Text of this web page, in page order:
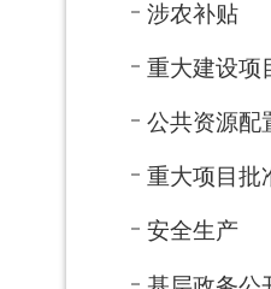
应急管理
告知承诺清单
31个重点领域
政府网站年度报表
法治政府建设年度报告